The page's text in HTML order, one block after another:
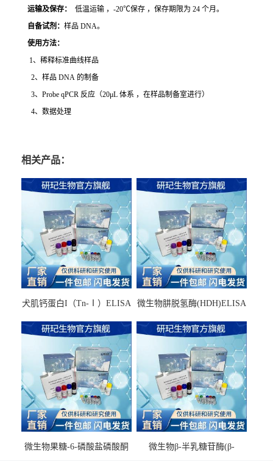
运输及保存：
低温运输 ，-20℃保存 ，保存期限为 24 个月。
自备试剂： 样品 DNA。
使用方法：
1、稀释标准曲线样品
2、样品 DNA 的制备
3、Probe qPCR 反应（20μL 体系 ，在样品制备室进行）
4、数据处理
相关产品：
犬肌钙蛋白I（Tn-Ⅰ）ELISA
微生物肼脱氢酶(HDH)ELISA
微生物果糖-6-磷酸盐磷酸酮
微生物β-半乳糖苷酶(β-